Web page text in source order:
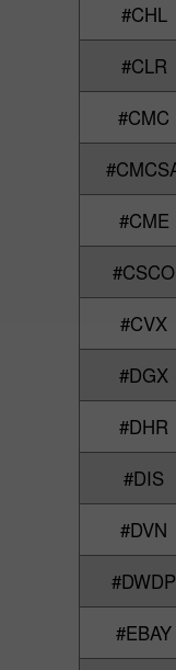
#CHL
#CLR
#CMC
#CME
#CSCO
#CVX
#DGX
#DHR
#DIS
#DVN
#DWDP
#EBAY